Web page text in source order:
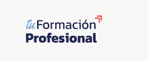
contenido